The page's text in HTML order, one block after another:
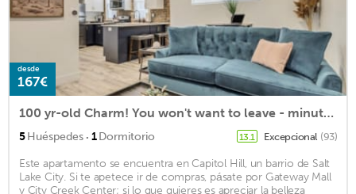
desde
167€
100 yr-old Charm! You won't want to leave - minutes to Downtown.
5Huéspedes · 1Dormitorio 13.1 Excepcional (93)
Este apartamento se encuentra en Capitol Hill, un barrio de Salt
Lake City. Si te apetece ir de compras, pásate por Gateway Mall
y City Creek Center; si lo que quieres es apreciar la belleza